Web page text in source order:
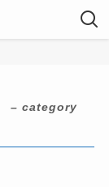
– category